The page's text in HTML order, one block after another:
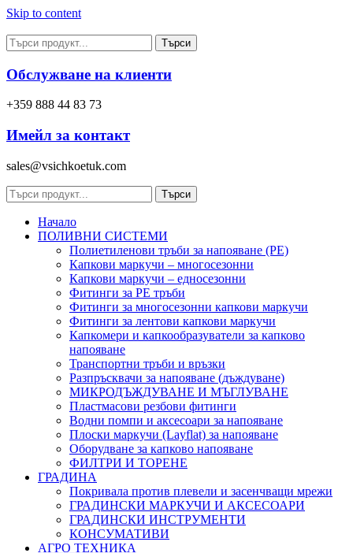
Skip to content
Търси
Обслужване на клиенти
+359 888 44 83 73
Имейл за контакт
sales@vsichkoetuk.com
Търси
Начало
ПОЛИВНИ СИСТЕМИ
Полиетиленови тръби за напояване (PE)
Капкови маркучи – многосезонни
Капкови маркучи – едносезонни
Фитинги за PE тръби
Фитинги за многосезонни капкови маркучи
Фитинги за лентови капкови маркучи
Капкомери и капкообразуватели за капково
напояване
Транспортни тръби и връзки
Разпръсквачи за напояване (дъждуване)
МИКРОДЪЖДУВАНЕ И МЪГЛУВАНЕ
Пластмасови резбови фитинги
Водни помпи и аксесоари за напояване
Плоски маркучи (Layflat) за напояване
Оборудване за капково напояване
ФИЛТРИ И ТОРЕНЕ
ГРАДИНА
Покривала против плевели и засенчващи мрежи
ГРАДИНСКИ МАРКУЧИ И АКСЕСОАРИ
ГРАДИНСКИ ИНСТРУМЕНТИ
КОНСУМАТИВИ
АГРО ТЕХНИКА